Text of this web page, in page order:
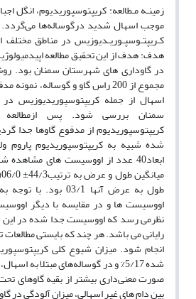
زمینـه مـطالعه: کریپتوسپوریدیوم، انگل
موجب اسهال شدید درگوساله‌ها می‌گردد.
کـریپتـوسپـوریـدیوزیس در مناطق
هدف: هدف از این تحقیق مطالعه
در گاوداری های شهرستان سمنان بود.
مجموع از 200 راس گاو و گوساله،
اسهال از جمله کریپتوسپوریدیوزیس
سمنان بررسی شود. ‌‌‌‌پس ازمطالعه
کریپتوسپوریدیوم‌ ‌از مدفوع گاوها جدا
شده شبیه به کریپتوسپوریدیوم پاروم‌
ابعاد40 عدد از اووسیست های
طول به عرض آنها 03/1
اووسیست ها و در مقایسه با دیگر
نظرمی رسد که اووسیست جدا شده در این
رایانی‌ ‌می باشد. هر چند که بایستی
انجام شود. میزان شیوع کلی
شده 5/17% و در گوساله‌های مبتلا به
صورت معنی‌داری بیشتر از بقیه گاوهای
بین دام های غیر اسهالی، میزان آلودگی در